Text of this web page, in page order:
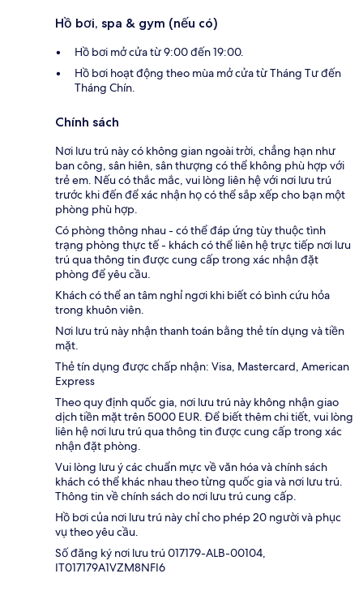
Hồ bơi, spa & gym (nếu có)
Hồ bơi mở cửa từ 9:00 đến 19:00.
Hồ bơi hoạt động theo mùa mở cửa từ Tháng Tư đến
Tháng Chín.
Chính sách
Nơi lưu trú này có không gian ngoài trời, chẳng hạn như
ban công, sân hiên, sân thượng có thể không phù hợp với
trẻ em. Nếu có thắc mắc, vui lòng liên hệ với nơi lưu trú
trước khi đến để xác nhận họ có thể sắp xếp cho bạn một
phòng phù hợp.
Có phòng thông nhau - có thể đáp ứng tùy thuộc tình
trạng phòng thực tế - khách có thể liên hệ trực tiếp nơi lưu
trú qua thông tin được cung cấp trong xác nhận đặt
phòng để yêu cầu.
Khách có thể an tâm nghỉ ngơi khi biết có bình cứu hỏa
trong khuôn viên.
Nơi lưu trú này nhận thanh toán bằng thẻ tín dụng và tiền
mặt.
Thẻ tín dụng được chấp nhận: Visa, Mastercard, American
Express
Theo quy định quốc gia, nơi lưu trú này không nhận giao
dịch tiền mặt trên 5000 EUR. Để biết thêm chi tiết, vui lòng
liên hệ nơi lưu trú qua thông tin được cung cấp trong xác
nhận đặt phòng.
Vui lòng lưu ý các chuẩn mực về văn hóa và chính sách
khách có thể khác nhau theo từng quốc gia và nơi lưu trú.
Thông tin về chính sách do nơi lưu trú cung cấp.
Hồ bơi của nơi lưu trú này chỉ cho phép 20 người và phục
vụ theo yêu cầu.
Số đăng ký nơi lưu trú 017179-ALB-00104,
IT017179A1VZM8NFI6